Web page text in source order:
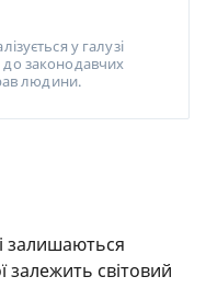
у галузі
законодавчих
людини.
залишаються
залежить світовий